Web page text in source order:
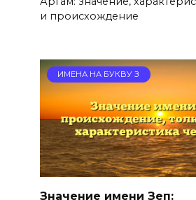
и происхождение
ИМЕНА НА БУКВУ З
Значение имени Зеп: